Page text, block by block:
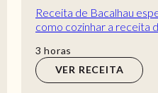
Receita de Bacalhau
como cozinhar a receita
3 horas
horas
VER RECEITA